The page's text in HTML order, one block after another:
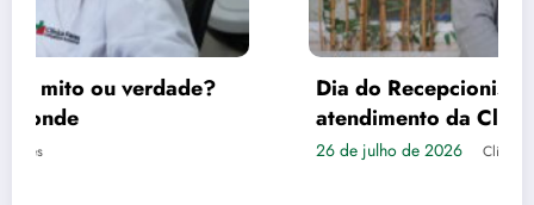
Dia do Recepcionista: Empatia é a tônica no
atendimento da Clínica Fares
Clínica Fares